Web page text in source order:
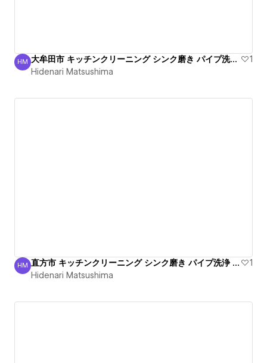
Hidenari Matsushima
HM 大牟田市 キッチンクリーニング シンク磨き パイプ洗浄安心
1
Hidenari Matsushima
Hidenari Matsushima
HM 直方市 キッチンクリーニング シンク磨き パイプ洗浄 信頼
1
Hidenari Matsushima